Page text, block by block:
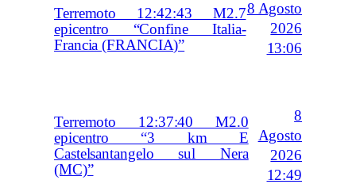
Terremoto 12:42:43 M2.7
epicentro “Confine Italia-
Francia (FRANCIA)”
8 Agosto
2026
13:06
Terremoto 12:37:40 M2.0
epicentro “3 km E
Castelsantangelo sul Nera
(MC)”
8
Agosto
2026
12:49